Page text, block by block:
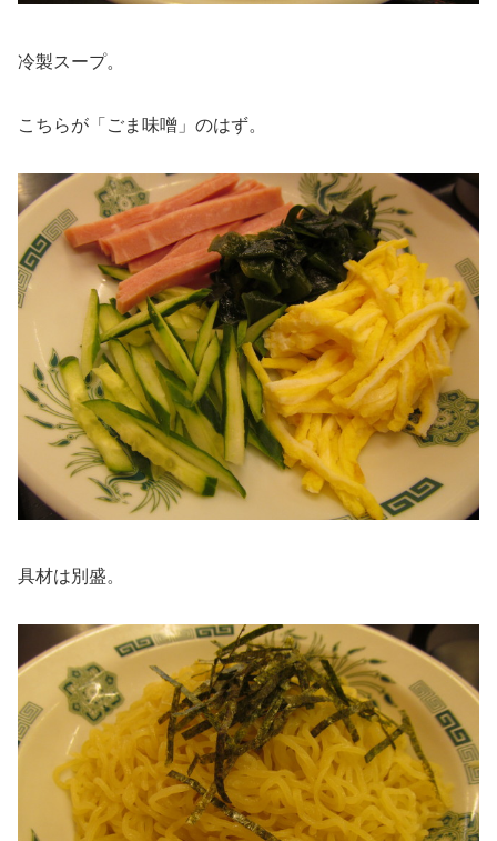
冷製スープ。
こちらが「ごま味噌」のはず。
具材は別盛。